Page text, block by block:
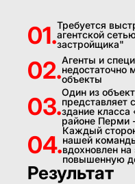
01.Требуется
агентской
застройщика"
02.Агенты и
недостаточно
объекты
03.
Один из
представляет
здание
районе Перми
04.
Каждый
нашей
вдохновлен
повышенную
Результат